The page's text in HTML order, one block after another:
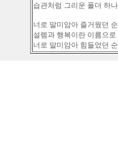
습관처럼 그리운 폴더 하
너로 말미암아 즐거웠던 순
설렘과 행복이란 이름으
너로 말미암아 힘들었던